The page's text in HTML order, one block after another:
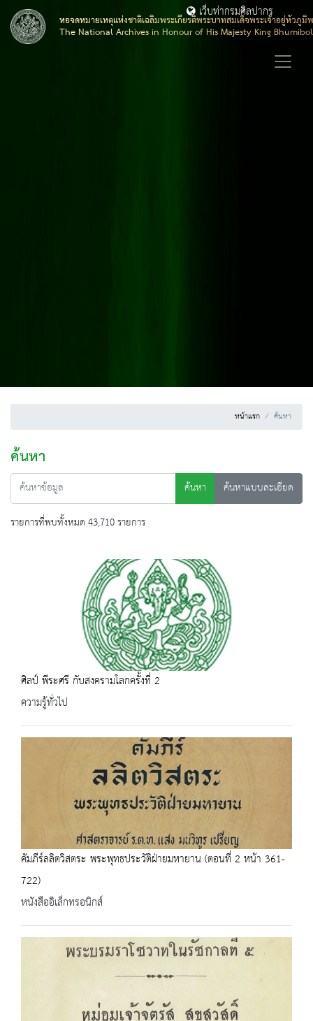
หอจดหมายเหตุแห่งชาติเฉลิมพระเกียรติพระบาทสมเด็จพระเจ้าอยู่หัวภูมิ
The National Archives in Honour of His Majesty King
เว็บท่ากรมศิลปากร
หน้าแรก ค้นหา
ค้นหา
ค้นหา
ค้นหาแบบละเอียด
รายการที่พบทั้งหมด 43,710 รายการ
ศิลป์ พีระศรี กับสงครามโลกครั้งที่ 2
ความรู้ทั่วไป
คัมภีร์ลลิตวิสตระ พระพุทธประวัติฝ่ายมหายาน (ตอนที่ 2 หน้า 361-
722)
หนังสืออิเล็กทรอนิกส์